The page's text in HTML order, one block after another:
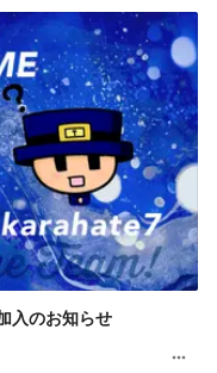
入のお知らせ